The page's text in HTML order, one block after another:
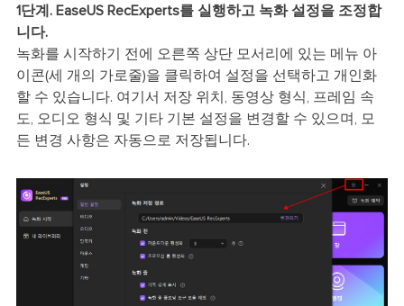
1단계. EaseUS RecExperts를 실행하고 녹화 설정을 조정합
니다.
녹화를 시작하기 전에 오른쪽 상단 모서리에 있는 메뉴 아
이콘(세 개의 가로줄)을 클릭하여 설정을 선택하고 개인화
할 수 있습니다. 여기서 저장 위치, 동영상 형식, 프레임 속
도, 오디오 형식 및 기타 기본 설정을 변경할 수 있으며, 모
든 변경 사항은 자동으로 저장됩니다.